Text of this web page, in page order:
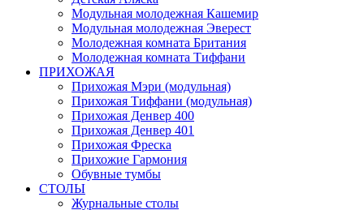
Модульная молодежная Кашемир
Модульная молодежная Эверест
Молодежная комната Британия
Молодежная комната Тиффани
ПРИХОЖАЯ
Прихожая Мэри (модульная)
Прихожая Тиффани (модульная)
Прихожая Денвер 400
Прихожая Денвер 401
Прихожая Фреска
Прихожие Гармония
Обувные тумбы
СТОЛЫ
Журнальные столы